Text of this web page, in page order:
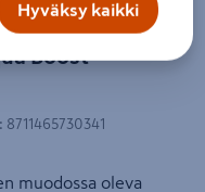
Boost
: 8711465730341
muodossa oleva
Hyväksy kaikki